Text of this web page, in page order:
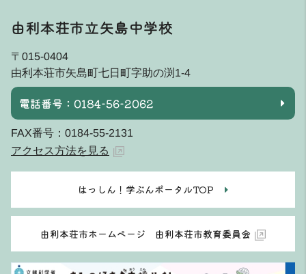
由利本荘市立矢島中学校
〒015-0404
由利本荘市矢島町七日町字助の渕1-4
電話番号：0184-56-2062
FAX番号：0184-55-2131
アクセス方法を見る
はっしん！学ぶんポータルTOP
由利本荘市ホームページ 由利本荘市教育委員会